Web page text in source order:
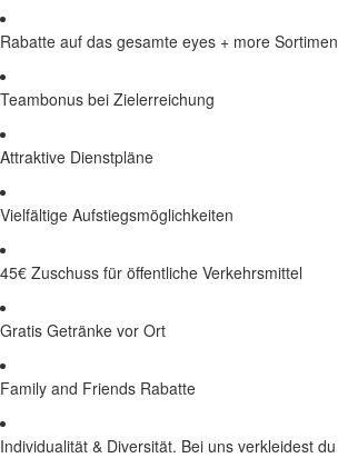
Rabatte auf das gesamte eyes + more
Teambonus bei Zielerreichung
Attraktive Dienstpläne
Vielfältige Aufstiegsmöglichkeiten
45€ Zuschuss für öffentliche Verkehrsmittel
Gratis Getränke vor Ort
Family and Friends Rabatte
Individualität & Diversität. Bei uns verkleidest